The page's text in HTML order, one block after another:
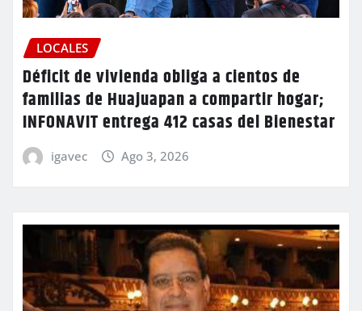
LOCALES
Déficit de vivienda obliga a cientos de
familias de Huajuapan a compartir hogar;
INFONAVIT entrega 412 casas del Bienestar
igavec Ago 3, 2026